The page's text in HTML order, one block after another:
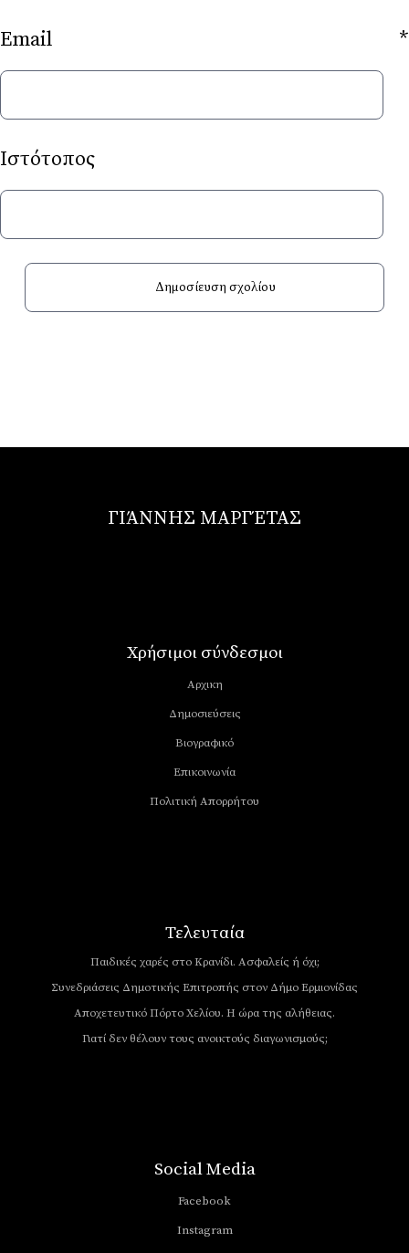
Email *
Ιστότοπος
ΓΙΆΝΝΗΣ ΜΑΡΓΈΤΑΣ
Χρήσιμοι σύνδεσμοι
Αρχικη
Δημοσιεύσεις
Βιογραφικό
Επικοινωνία
Πολιτική Απορρήτου
Τελευταία
Παιδικές χαρές στο Κρανίδι. Ασφαλείς ή όχι;
Συνεδριάσεις Δημοτικής Επιτροπής στον Δήμο Ερμιονίδας
Αποχετευτικό Πόρτο Χελίου. Η ώρα της αλήθειας.
Γιατί δεν θέλουν τους ανοικτούς διαγωνισμούς;
Social Media
Facebook
Instagram